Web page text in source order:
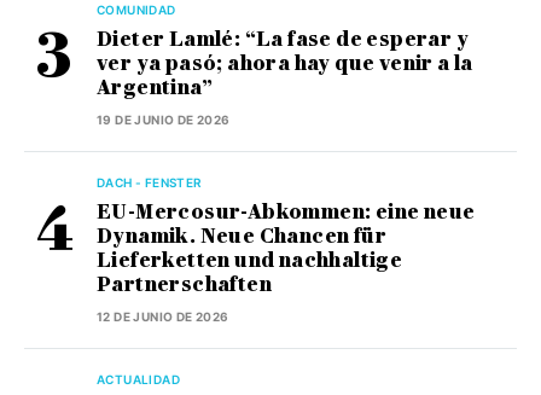
COMUNIDAD
Dieter Lamlé: “La fase de esperar y
ver ya pasó; ahora hay que venir a la
Argentina”
19 DE JUNIO DE 2026
DACH - FENSTER
EU-Mercosur-Abkommen: eine neue
Dynamik. Neue Chancen für
Lieferketten und nachhaltige
Partnerschaften
12 DE JUNIO DE 2026
ACTUALIDAD